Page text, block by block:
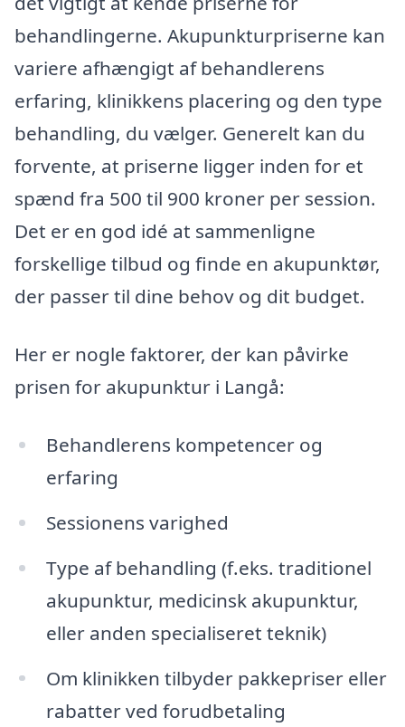
behandlingerne. Akupunkturpriserne kan
variere afhængigt af behandlerens
erfaring, klinikkens placering og den type
behandling, du vælger. Generelt kan du
forvente, at priserne ligger inden for et
spænd fra 500 til 900 kroner per session.
Det er en god idé at sammenligne
forskellige tilbud og finde en akupunktør,
der passer til dine behov og dit budget.
Her er nogle faktorer, der kan påvirke
prisen for akupunktur i Langå:
Behandlerens kompetencer og
erfaring
Sessionens varighed
Type af behandling (f.eks. traditionel
akupunktur, medicinsk akupunktur,
eller anden specialiseret teknik)
Om klinikken tilbyder pakkepriser eller
rabatter ved forudbetaling